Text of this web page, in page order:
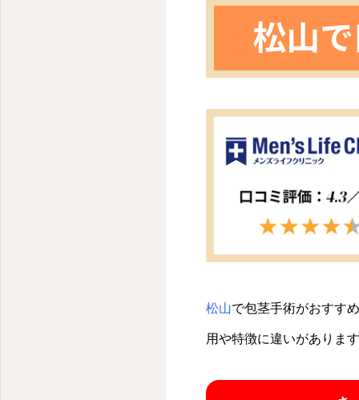
松山で包茎手術がおすす
用や特徴に違いがありま